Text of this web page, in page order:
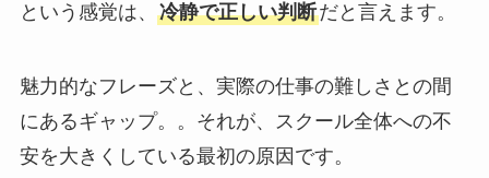
という感覚は、 冷静で正しい判断だと言えます。
魅力的なフレーズと、実際の仕事の難しさとの間
にあるギャップ。。それが、スクール全体への不
安を大きくしている最初の原因です。